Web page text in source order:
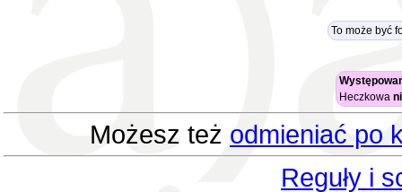
To może być
Heczkowa
Możesz też odmieniać po
Reguły i